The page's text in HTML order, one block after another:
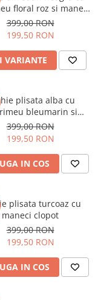
floral roz si maneci
bufante
399,00 RON
199,50 RON
VARIANTE
plisata alba cu
bleumarin si
maneci clopot
399,00 RON
199,50 RON
IN COS
plisata turcoaz cu
maneci clopot
399,00 RON
199,50 RON
IN COS